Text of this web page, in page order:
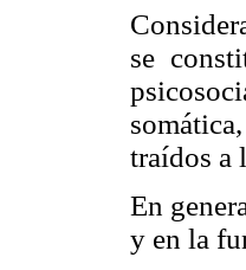
se
traídos a
En
y en la